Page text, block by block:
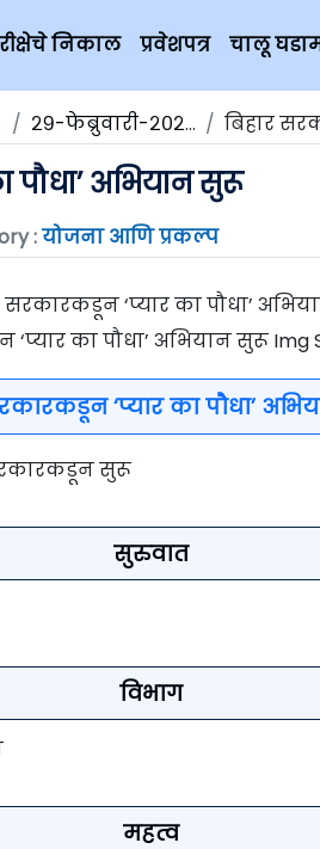
निकाल प्रवेशपत्र चालू
२९-फेब्रुवारी-२०२० बिहार
पौधा’ अभियान सुरू
:योजना आणि प्रकल्प
‘प्यार का पौधा’ अभियान सुरू Img
‘प्यार का पौधा’
सरकारकडून सुरू
सुरुवात
विभाग
महत्व